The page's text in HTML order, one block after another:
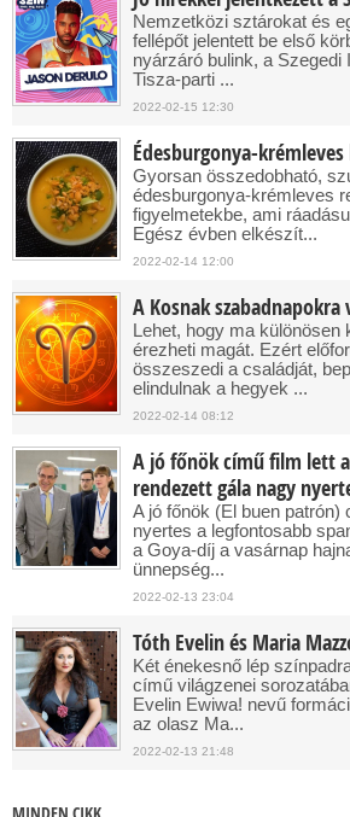
Nemzetközi sztárokat és
fellépőt jelentett be első
nyárzáró bulink, a Szegedi
Tisza-parti ...
2022-02-15 12:30
Édesburgonya-
Gyorsan összedobható,
édesburgonya-krémleves
figyelmetekbe, ami
Egész évben elkészít...
2022-02-14 12:00
A Kosnak szabadnapokra
Lehet, hogy ma különösen
érezheti magát. Ezért
összeszedi a családját,
elindulnak a hegyek ...
2022-02-14 08:12
A jó főnök című film lett
rendezett gála nagy
A jó főnök (El buen patrón)
nyertes a legfontosabb
a Goya-díj a vasárnap
ünnepség...
2022-02-13 23:04
Tóth Evelin és Maria
Két énekesnő lép
című világzenei
Evelin Ewiwa! nevű
az olasz Ma...
2022-02-13 21:48